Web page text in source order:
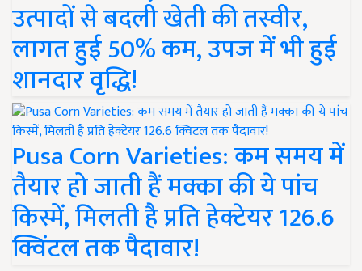
उत्पादों से बदली खेती की तस्वीर,
लागत हुई 50% कम, उपज में भी हुई
शानदार वृद्धि!
Pusa Corn Varieties: कम समय में
तैयार हो जाती हैं मक्का की ये पांच
किस्में, मिलती है प्रति हेक्टेयर 126.6
क्विंटल तक पैदावार!